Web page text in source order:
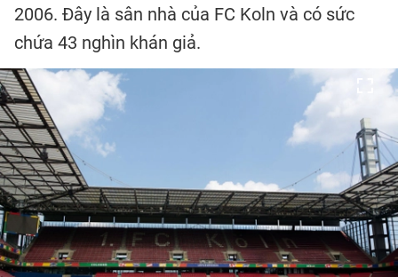
2006. Đây là sân nhà của FC Koln và có sức
chứa 43 nghìn khán giả.